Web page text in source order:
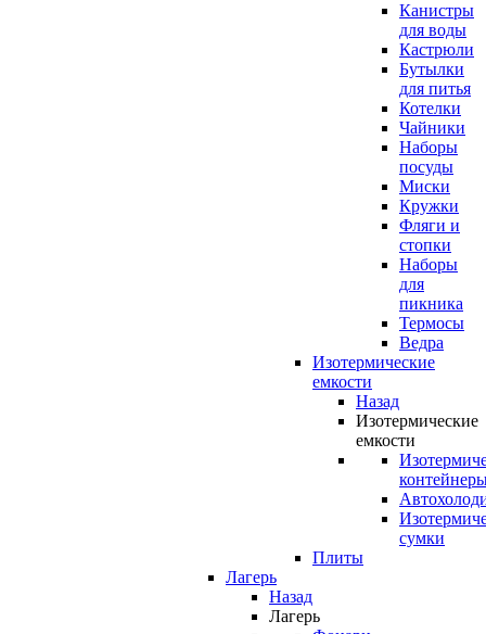
Канистры
для воды
Кастрюли
Бутылки
для питья
Котелки
Чайники
Наборы
посуды
Миски
Кружки
Фляги и
стопки
Наборы
для
пикника
Термосы
Ведра
Изотермические
емкости
Назад
Изотермические
емкости
сумки
Плиты
Лагерь
Назад
Лагерь